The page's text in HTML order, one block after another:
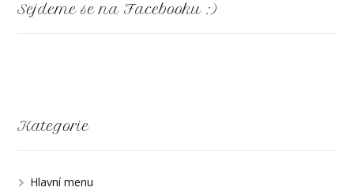
Sejdeme se na Facebooku :)
Kategorie
Hlavní menu